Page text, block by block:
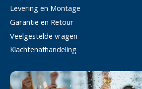
Levering en Montage
Garantie en Retour
Veelgestelde vragen
Klachtenafhandeling